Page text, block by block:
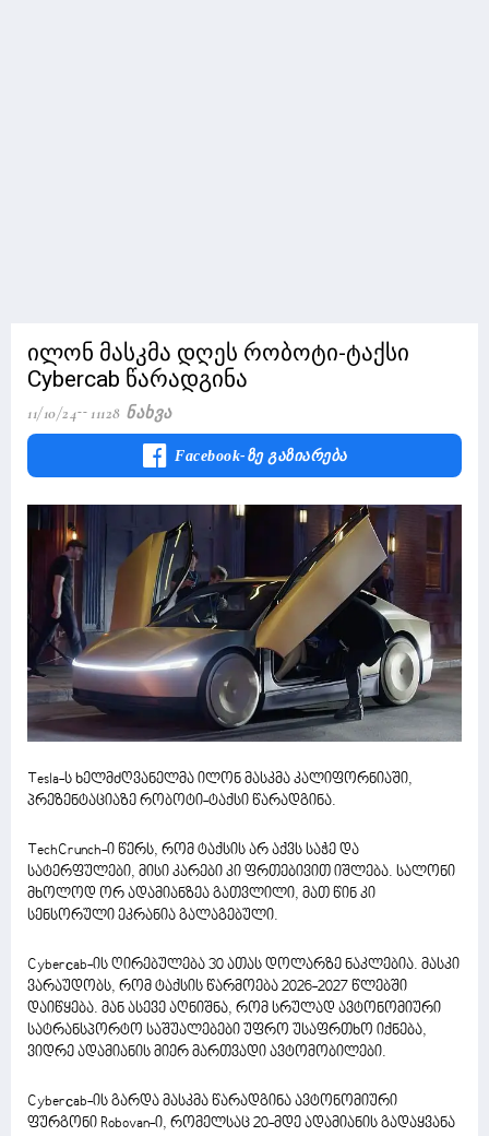
ილონ მასკმა დღეს რობოტი-ტაქსი
Cybercab წარადგინა
11/10/24 11128 Ნახვა
Facebook-Ზე Გაზიარება
Tesla-ს ხელმძღვანელმა ილონ მასკმა კალიფორნიაში,
პრეზენტაციაზე რობოტი-ტაქსი წარადგინა.
TechCrunch-ი წერს, რომ ტაქსის არ აქვს საჭე და
სატერფულები, მისი კარები კი ფრთებივით იშლება. სალონი
მხოლოდ ორ ადამიანზეა გათვლილი, მათ წინ კი
სენსორული ეკრანია გალაგებული.
Cyberсab-ის ღირებულება 30 ათას დოლარზე ნაკლებია. მასკი
ვარაუდობს, რომ ტაქსის წარმოება 2026-2027 წლებში
დაიწყება. მან ასევე აღნიშნა, რომ სრულად ავტონომიური
სატრანსპორტო საშუალებები უფრო უსაფრთხო იქნება,
ვიდრე ადამიანის მიერ მართვადი ავტომობილები.
Cyberсab-ის გარდა მასკმა წარადგინა ავტონომიური
ფურგონი Robovan-ი, რომელსაც 20-მდე ადამიანის გადაყვანა